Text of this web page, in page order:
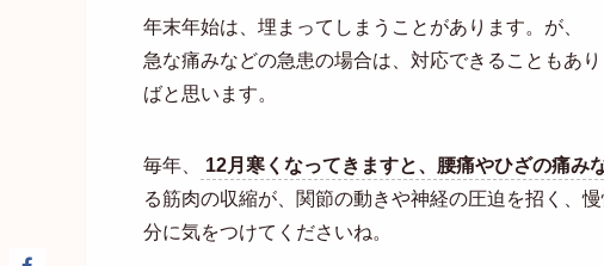
年末年始は、埋まってしまうことがあります。が、
急な痛みなどの急患の場合は、対応できることもあ
ばと思います。
毎年、 12月寒くなってきますと、腰痛やひざの痛み
る筋肉の収縮が、関節の動きや神経の圧迫を招く、
分に気をつけてくださいね。